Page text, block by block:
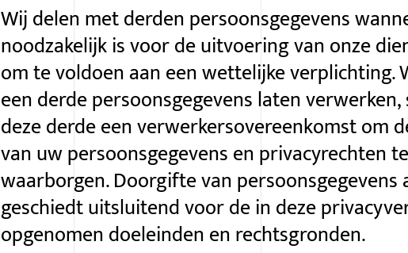
Wij delen met derden persoonsgegevens
noodzakelijk is voor de uitvoering van onze
om te voldoen aan een wettelijke verplichting.
een derde persoonsgegevens laten
deze derde een verwerkersovereenkomst om
van uw persoonsgegevens en privacyrechten
waarborgen. Doorgifte van persoonsgegevens
geschiedt uitsluitend voor de in deze
opgenomen doeleinden en rechtsgronden.